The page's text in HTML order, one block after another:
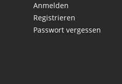
Anmelden
Registrieren
Passwort vergessen